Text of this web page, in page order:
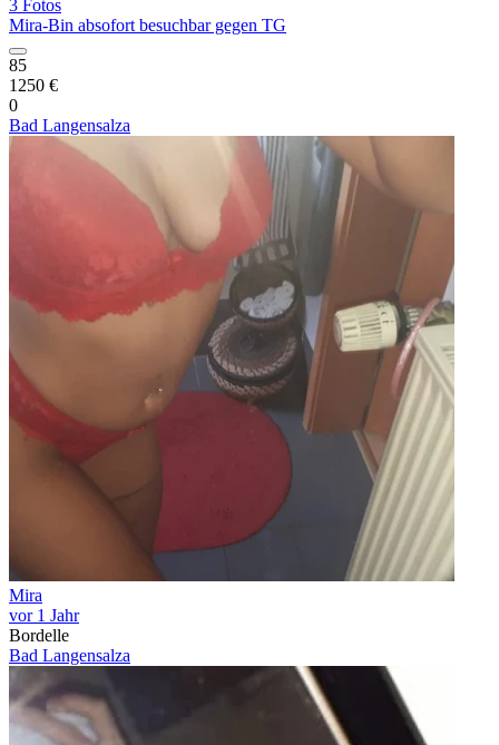
3 Fotos
Mira-Bin absofort besuchbar gegen TG
85
1250 €
0
Bad Langensalza
Mira
vor 1 Jahr
Bordelle
Bad Langensalza